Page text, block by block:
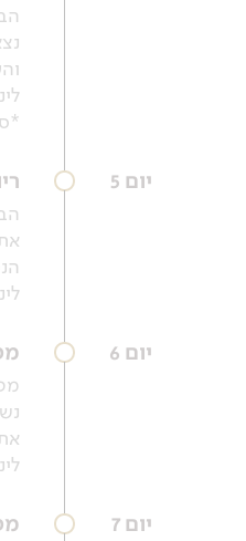
יום 5
יום 6
יום 7